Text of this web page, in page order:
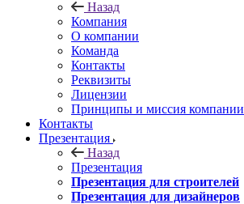
Назад
Компания
О компании
Команда
Контакты
Реквизиты
Лицензии
Принципы и миссия компании
Контакты
Презентация
Назад
Презентация
Презентация для строителей
Презентация для дизайнеров